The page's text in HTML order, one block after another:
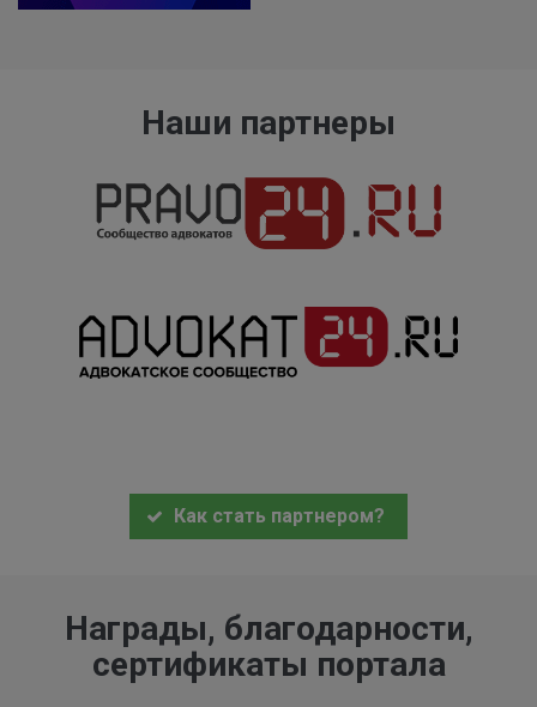
Наши партнеры
Как стать партнером?
Награды, благодарности,
сертификаты портала